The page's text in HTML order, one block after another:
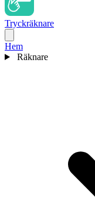
Tryckräknare
Hem
Räknare